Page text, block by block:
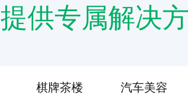
提供专属解决
棋牌茶楼 汽车美容